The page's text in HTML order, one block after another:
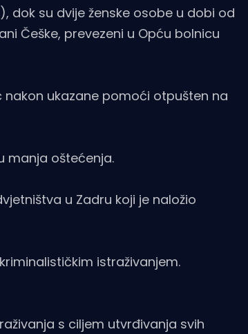
dok su dvije ženske osobe u dobi od
Češke, prevezeni u Opću bolnicu
nakon ukazane pomoći otpušten na
manja oštećenja.
u Zadru koji je naložio
istraživanjem.
s ciljem utvrđivanja svih